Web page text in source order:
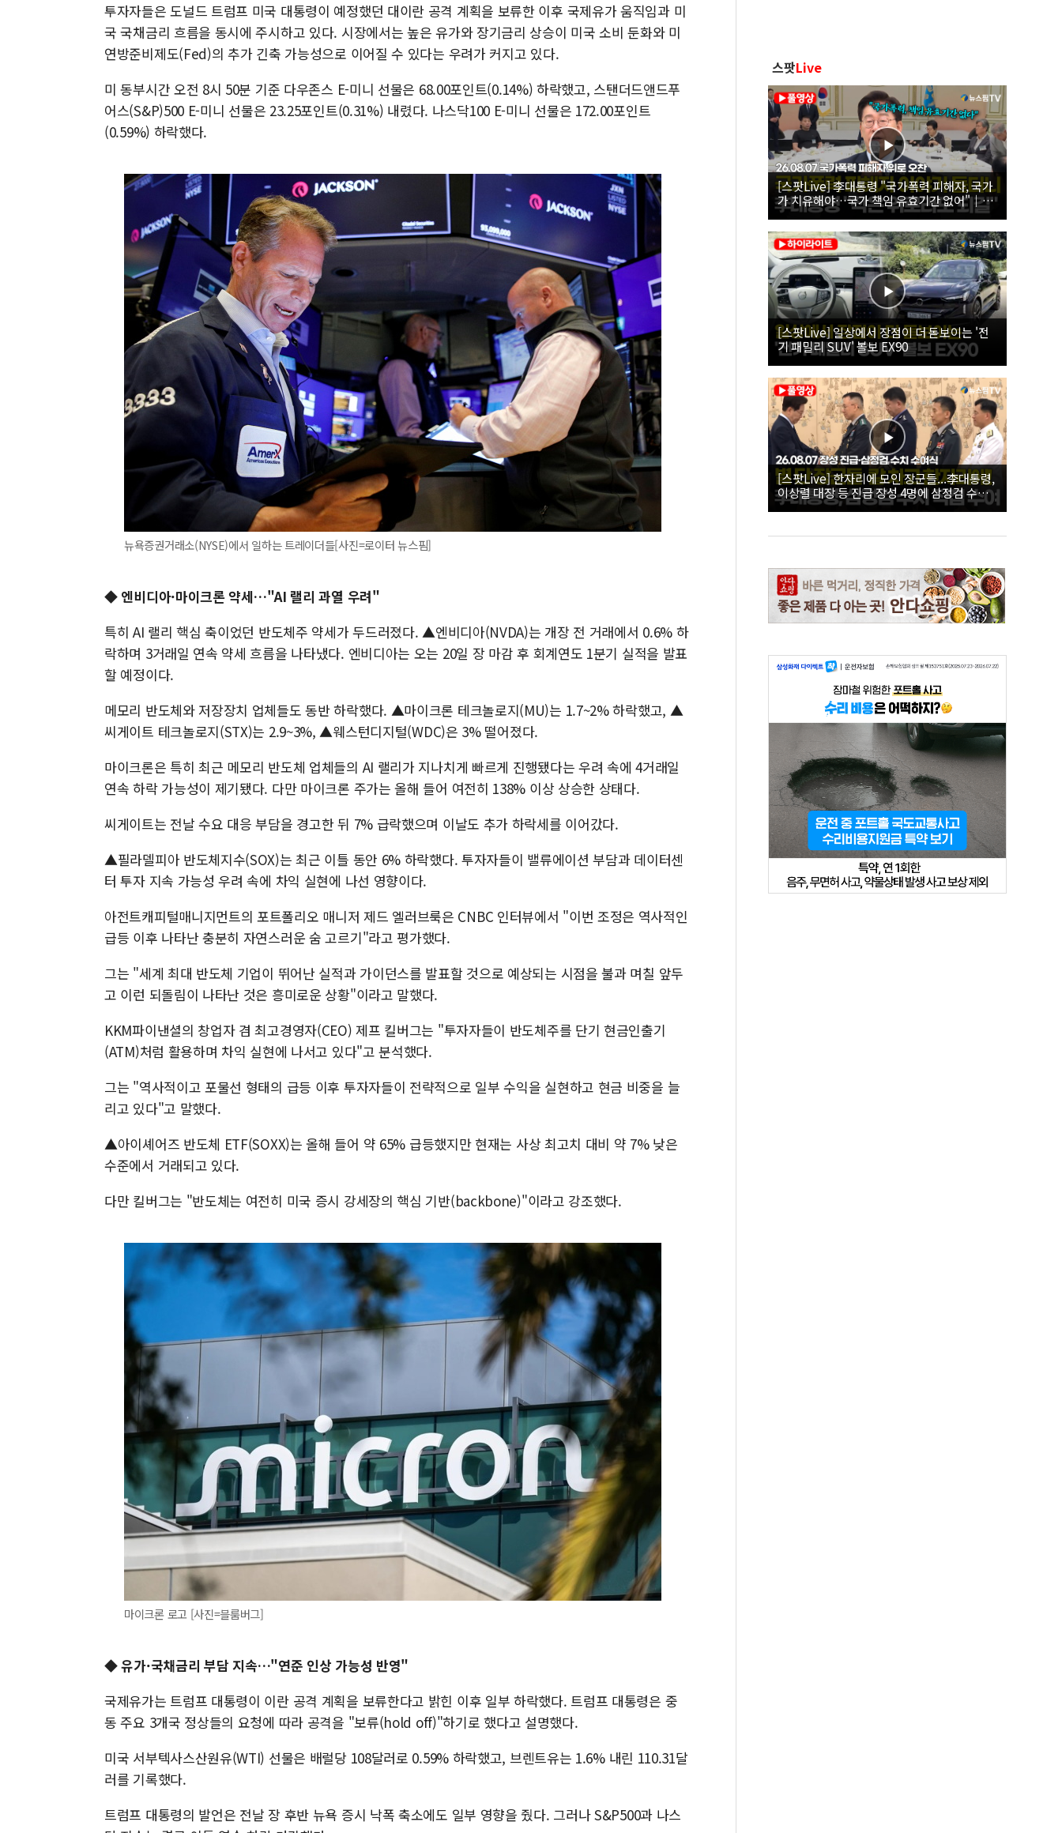
투자자들은 도널드 트럼프 미국 대통령이 예정했던 대이란 공격 계획을 보류한 이후 국제유가 움직임과 미
국 국채금리 흐름을 동시에 주시하고 있다. 시장에서는 높은 유가와 장기금리 상승이 미국 소비 둔화와 미
연방준비제도(Fed)의 추가 긴축 가능성으로 이어질 수 있다는 우려가 커지고 있다.
미 동부시간 오전 8시 50분 기준 다우존스 E-미니 선물은 68.00포인트(0.14%) 하락했고, 스탠더드앤드푸
어스(S&P)500 E-미니 선물은 23.25포인트(0.31%) 내렸다. 나스닥100 E-미니 선물은 172.00포인트
(0.59%) 하락했다.
뉴욕증권거래소(NYSE)에서 일하는 트레이더들[사진=로이터 뉴스핌]
◆엔비디아·마이크론 약세…"AI 랠리 과열 우려"
특히 AI 랠리 핵심 축이었던 반도체주 약세가 두드러졌다. ▲엔비디아(NVDA)는 개장 전 거래에서 0.6% 하
락하며 3거래일 연속 약세 흐름을 나타냈다. 엔비디아는 오는 20일 장 마감 후 회계연도 1분기 실적을 발표
할 예정이다.
메모리 반도체와 저장장치 업체들도 동반 하락했다. ▲마이크론 테크놀로지(MU)는 1.7~2% 하락했고, ▲
씨게이트 테크놀로지(STX)는 2.9~3%, ▲웨스턴디지털(WDC)은 3% 떨어졌다.
마이크론은 특히 최근 메모리 반도체 업체들의 AI 랠리가 지나치게 빠르게 진행됐다는 우려 속에 4거래일
연속 하락 가능성이 제기됐다. 다만 마이크론 주가는 올해 들어 여전히 138% 이상 상승한 상태다.
씨게이트는 전날 수요 대응 부담을 경고한 뒤 7% 급락했으며 이날도 추가 하락세를 이어갔다.
▲필라델피아 반도체지수(SOX)는 최근 이틀 동안 6% 하락했다. 투자자들이 밸류에이션 부담과 데이터센
터 투자 지속 가능성 우려 속에 차익 실현에 나선 영향이다.
아전트캐피털매니지먼트의 포트폴리오 매니저 제드 엘러브룩은 CNBC 인터뷰에서 "이번 조정은 역사적인
급등 이후 나타난 충분히 자연스러운 숨 고르기"라고 평가했다.
그는 "세계 최대 반도체 기업이 뛰어난 실적과 가이던스를 발표할 것으로 예상되는 시점을 불과 며칠 앞두
고 이런 되돌림이 나타난 것은 흥미로운 상황"이라고 말했다.
KKM파이낸셜의 창업자 겸 최고경영자(CEO) 제프 킬버그는 "투자자들이 반도체주를 단기 현금인출기
(ATM)처럼 활용하며 차익 실현에 나서고 있다"고 분석했다.
그는 "역사적이고 포물선 형태의 급등 이후 투자자들이 전략적으로 일부 수익을 실현하고 현금 비중을 늘
리고 있다"고 말했다.
▲아이셰어즈 반도체 ETF(SOXX)는 올해 들어 약 65% 급등했지만 현재는 사상 최고치 대비 약 7% 낮은
수준에서 거래되고 있다.
다만 킬버그는 "반도체는 여전히 미국 증시 강세장의 핵심 기반(backbone)"이라고 강조했다.
마이크론 로고 [사진=블룸버그]
◆유가·국채금리 부담 지속…"연준 인상 가능성 반영"
국제유가는 트럼프 대통령이 이란 공격 계획을 보류한다고 밝힌 이후 일부 하락했다. 트럼프 대통령은 중
동 주요 3개국 정상들의 요청에 따라 공격을 "보류(hold off)"하기로 했다고 설명했다.
미국 서부텍사스산원유(WTI) 선물은 배럴당 108달러로 0.59% 하락했고, 브렌트유는 1.6% 내린 110.31달
러를 기록했다.
트럼프 대통령의 발언은 전날 장 후반 뉴욕 증시 낙폭 축소에도 일부 영향을 줬다. 그러나 S&P500과 나스
스팟Live
[스팟Live] 李대통령 "국가폭력 피해자, 국가
가 치유해야…국가 책임 유효기간 없어"｜
26.08.07 국가폭력 피해자 위로 오찬
[스팟Live] 일상에서 장점이 더 돋보이는 '전
기 패밀리 SUV' 볼보 EX90
[스팟Live] 한자리에 모인 장군들...李대통령,
이상렬 대장 등 진급 장성 4명에 삼정검 수치
직접 수여｜26.08.07 장성 진급·삼정검 수치